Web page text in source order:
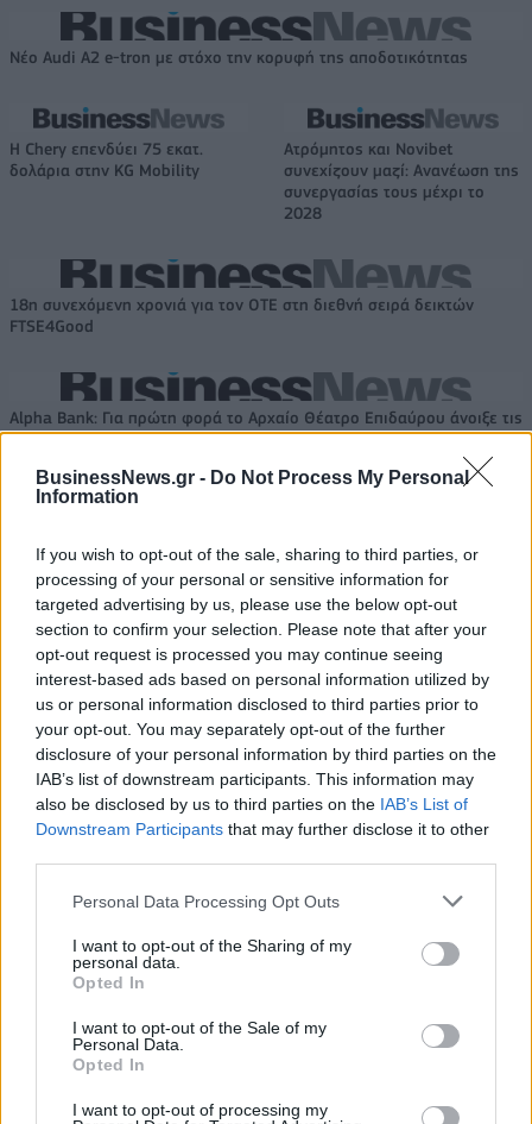
BusinessNews.gr - Do Not Process My Personal
Information
If you wish to opt-out of the sale, sharing to third parties, or
processing of your personal or sensitive information for
targeted advertising by us, please use the below opt-out
section to confirm your selection. Please note that after your
opt-out request is processed you may continue seeing
interest-based ads based on personal information utilized by
us or personal information disclosed to third parties prior to
your opt-out. You may separately opt-out of the further
disclosure of your personal information by third parties on the
IAB’s list of downstream participants. This information may
also be disclosed by us to third parties on the IAB’s List of
Downstream Participants that may further disclose it to other
Personal Data Processing Opt Outs
I want to opt-out of the Sharing of my
personal data.
Opted In
I want to opt-out of the Sale of my
Personal Data.
Opted In
I want to opt-out of processing my
Νέο Audi A2 e-tron με στόχο την κορυφή της αποδοτικότητας
Η Chery επενδύει 75 εκατ.
δολάρια στην KG Mobility
Ατρόμητος και Novibet
συνεχίζουν μαζί: Ανανέωση της
συνεργασίας τους μέχρι το
2028
18η συνεχόμενη χρονιά για τον ΟΤΕ στη διεθνή σειρά δεικτών
FTSE4Good
Alpha Bank: Για πρώτη φορά το Αρχαίο Θέατρο Επιδαύρου άνοιξε τις
πύλες του σε όλους
ΠΕΡΙΣΣΌΤΕΡΑ ΣΕ ΑΥΤΉ ΤΗΝ ΚΑΤΗΓΟΡΊΑ
ΔΝΤ: Η Ελλάδα θα επιτύχει
τη μεγαλύτερη μείωση
αναπτυγμένων οικονομιών,
έως το 2029
Στο "μικροσκόπιο" της
ΑΑΔΕ ιδιοκτήτες ακινήτων
για μισθώσεις μέσω
Booking και αδήλωτες
εισπράξεις